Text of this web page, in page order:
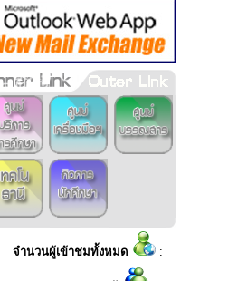
จำนวนผู้เข้าชมทั้งหมด :